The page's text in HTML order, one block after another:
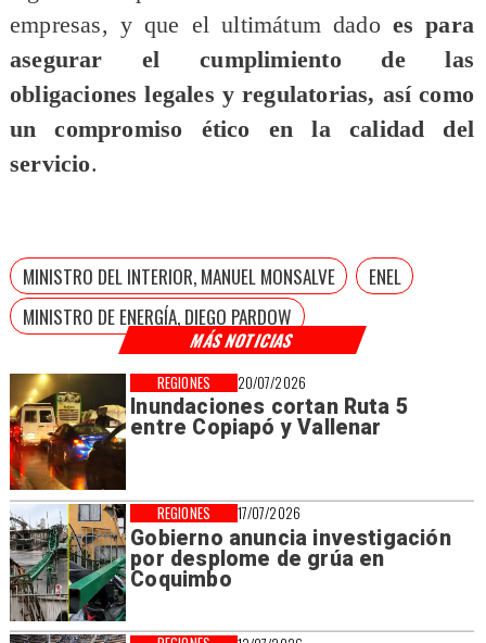
MÁS NOTICIAS
20/07/2026
Inundaciones cortan Ruta 5
entre Copiapó y Vallenar
REGIONES
17/07/2026
Gobierno anuncia investigación
por desplome de grúa en
Coquimbo
REGIONES
empresas, y que el ultimátum dado es para
asegurar el cumplimiento de las
obligaciones legales y regulatorias, así como
un compromiso ético en la calidad del
servicio.
MINISTRO DEL INTERIOR, MANUEL MONSALVE
ENEL
MINISTRO DE ENERGÍA, DIEGO PARDOW